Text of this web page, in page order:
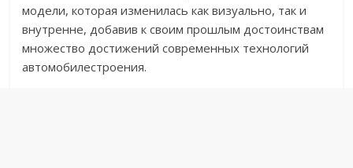
модели, которая изменилась как визуально, так и
внутренне, добавив к своим прошлым достоинствам
множество достижений современных технологий
автомобилестроения.